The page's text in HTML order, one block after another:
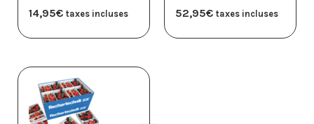
14,95€ taxes incluses
52,95€ taxes incluses